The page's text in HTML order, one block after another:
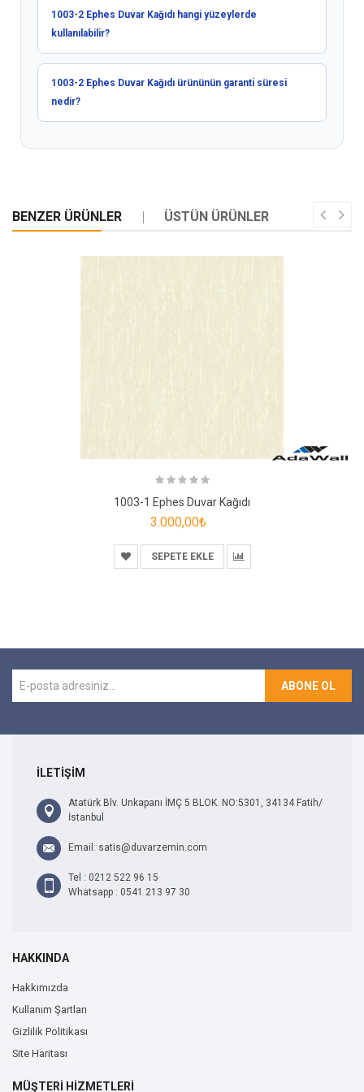
1003-2 Ephes Duvar Kağıdı hangi yüzeylerde
kullanılabilir?
1003-2 Ephes Duvar Kağıdı ürününün garanti süresi
nedir?
BENZER ÜRÜNLER ÜSTÜN ÜRÜNLER
1003-1 Ephes Duvar Kağıdı
3.000,00₺
SEPETE EKLE
ABONE OL
İLETİŞİM
Atatürk Blv. Unkapanı İMÇ 5 BLOK. NO:5301, 34134 Fatih/
İstanbul
Email: satis@duvarzemin.com
Tel : 0212 522 96 15
Whatsapp : 0541 213 97 30
HAKKINDA
Hakkımızda
Kullanım Şartları
Gizlilik Politikası
Site Haritası
MÜŞTERİ HİZMETLERİ